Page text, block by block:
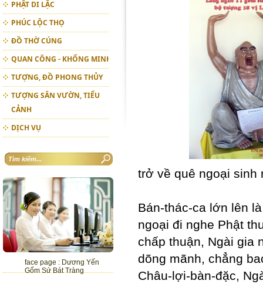
PHẬT DI LẶC
PHÚC LỘC THỌ
ĐỒ THỜ CÚNG
QUAN CÔNG - KHỔNG MINH
TƯỢNG, ĐỒ PHONG THỦY
TƯỢNG SÂN VƯỜN, TIỂU
CẢNH
DỊCH VỤ
face page : Dương Yến
Gốm Sứ Bát Tràng
trở về quê ngoại sinh
Bán-thác-ca lớn lên
ngoại đi nghe Phật
chấp thuận, Ngài gia
dõng mãnh, chẳng
Châu-lợi-bàn-đặc,